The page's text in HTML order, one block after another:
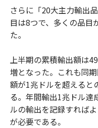
さらに「20大主力輸出
目は8つで、多くの品目
た。
上半期の累積輸出額は
増となった。これも同
額が1兆ドルを超えると
る。年間輸出1兆ドル達
ルの輸出を記録すれば
が必要である。